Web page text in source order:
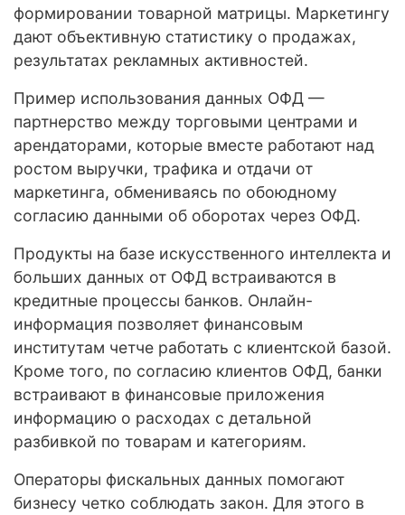
формировании товарной матрицы. Маркетингу
дают объективную статистику о продажах,
результатах рекламных активностей.
Пример использования данных ОФД —
партнерство между торговыми центрами и
арендаторами, которые вместе работают над
ростом выручки, трафика и отдачи от
маркетинга, обмениваясь по обоюдному
согласию данными об оборотах через ОФД.
Продукты на базе искусственного интеллекта и
больших данных от ОФД встраиваются в
кредитные процессы банков. Онлайн-
информация позволяет финансовым
институтам четче работать с клиентской базой.
Кроме того, по согласию клиентов ОФД, банки
встраивают в финансовые приложения
информацию о расходах с детальной
разбивкой по товарам и категориям.
Операторы фискальных данных помогают
бизнесу четко соблюдать закон. Для этого в